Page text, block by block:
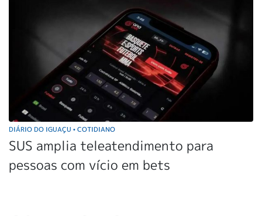
DIÁRIO DO IGUAÇU • COTIDIANO
SUS amplia teleatendimento para
pessoas com vício em bets